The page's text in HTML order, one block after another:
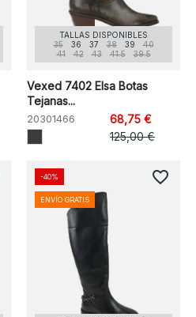
TALLAS DISPONIBLES
35
36 37 38 39
40
41
42 43 41.5 39.5
Vexed 7402 Elsa Botas
Tejanas...
20301466
68,75 €
125,00 €
-40%
ENVÍO GRATIS
favorite_border